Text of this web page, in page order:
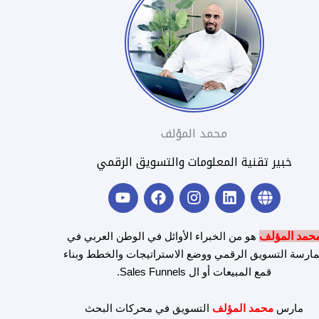
محمد المؤلف
خبير تقنية المعلومات والتسويق الرقمي
G
l
b
L
i
k
e
d
i
I
n
t
a
g
r
m
F
a
e
b
o
o
Y
o
t
u
b
e
المؤلف هو من الخبراء الأوائل في الوطن العربي في
التسويق الرقمي ووضع الاستراتيجات والخطط وبناء
قمع المبيعات أو ال Sales Funnels.
مارس محمد المؤلف التسويق في محركات البحث